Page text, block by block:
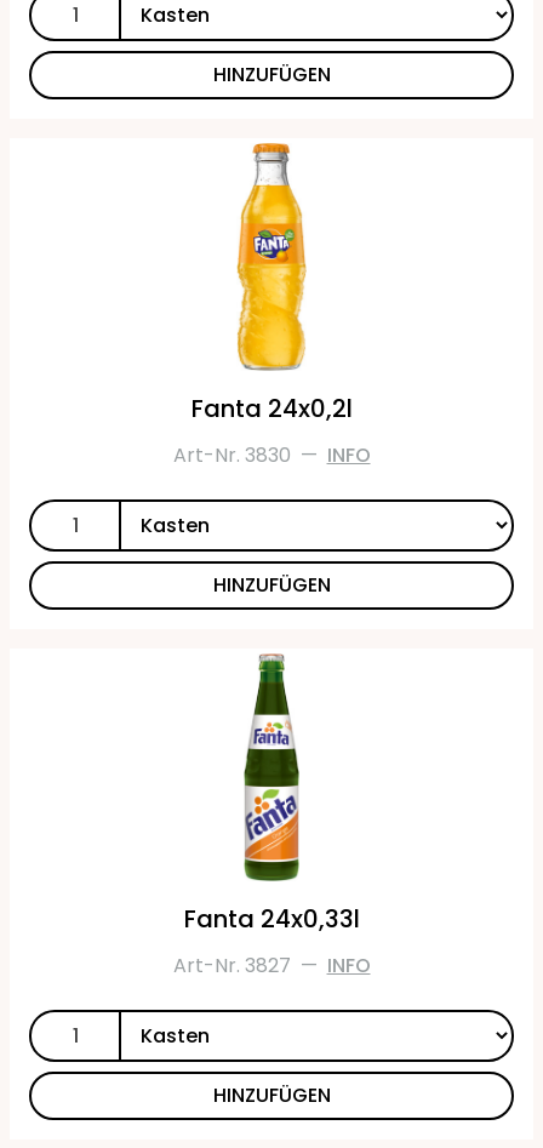
HINZUFÜGEN
Fanta 24x0,2l
Art-Nr. 3830 — INFO
HINZUFÜGEN
Fanta 24x0,33l
Art-Nr. 3827 — INFO
HINZUFÜGEN